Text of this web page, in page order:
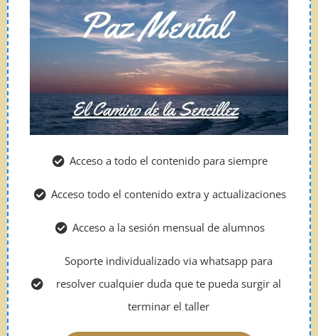
Acceso a todo el contenido para siempre
Acceso todo el contenido extra y actualizaciones
Acceso a la sesión mensual de alumnos
Soporte individualizado via whatsapp para
resolver cualquier duda que te pueda surgir al
terminar el taller